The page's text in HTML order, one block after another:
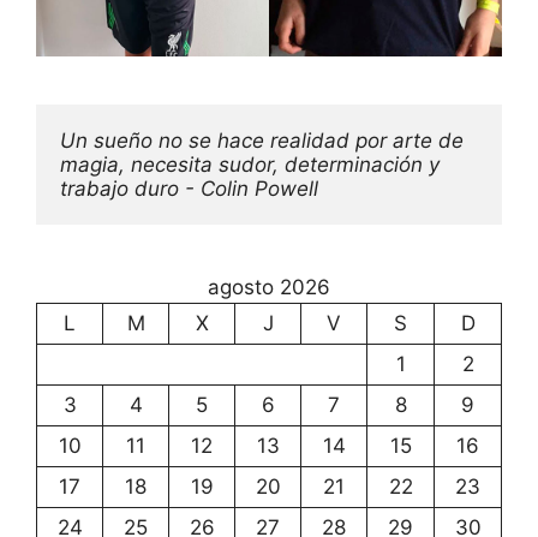
Un sueño no se hace realidad por arte de
magia, necesita sudor, determinación y
trabajo duro - Colin Powell
agosto 2026
L
M X J V S
D
1
2
3
4 5 6 7 8
9
10
11 12 13 14 15
16
17
18 19 20 21 22
23
24
25 26 27 28 29 30